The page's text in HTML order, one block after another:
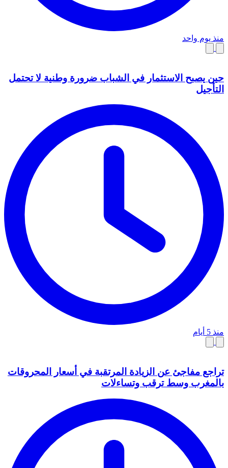
منذ يوم واحد
حين يصبح الاستثمار في الشباب ضرورة وطنية لا تحتمل
التأجيل
منذ 5 أيام
تراجع مفاجئ عن الزيادة المرتقبة في أسعار المحروقات
بالمغرب وسط ترقب وتساءلات